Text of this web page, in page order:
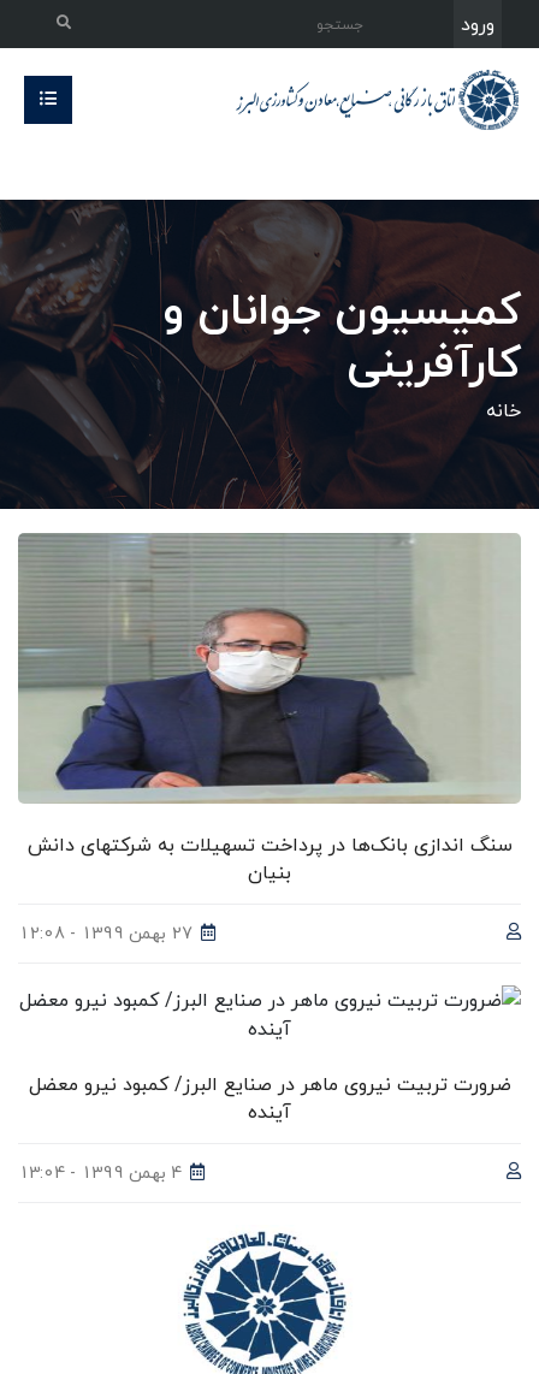
ورود
کمیسیون جوانان و
کارآفرینی
خانه
سنگ اندازی بانک‌ها در پرداخت تسهیلات به شرکتهای دانش
بنیان
27 بهمن 1399 - 12:08
ضرورت تربیت نیروی ماهر در صنایع البرز/ کمبود نیرو معضل
آینده
4 بهمن 1399 - 13:04